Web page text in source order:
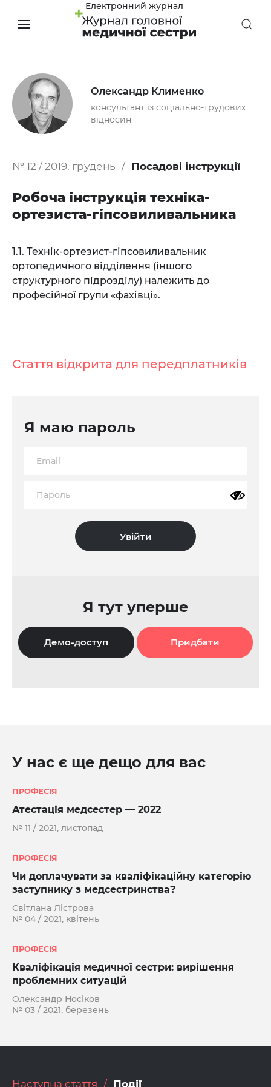
Електронний журнал
Олександр Клименко
консультант із соціально-трудових
відносин
№ 12 / 2019, грудень Посадові інструкції
Робоча інструкція техніка-
ортезиста-гіпсовиливальника
1.1. Технік-ортезист-гіпсовиливальник
ортопедичного відділення (іншого
структурного підрозділу) належить до
професійної групи «фахівці».
Стаття відкрита для передплатників
Я маю пароль
Я тут уперше
Демо-доступ Придбати
У нас є ще дещо для вас
ПРОФЕСІЯ
Атестація медсестер — 2022
№ 11 / 2021, листопад
ПРОФЕСІЯ
Чи доплачувати за кваліфікаційну категорію
заступнику з медсестринства?
Світлана Лістрова
№ 04 / 2021, квітень
ПРОФЕСІЯ
Кваліфікація медичної сестри: вирішення
проблемних ситуацій
Oлeкcaндp Нocікoв
№ 03 / 2021, березень
Наступна стаття Події